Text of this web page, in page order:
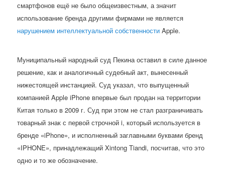
смартфонов ещё не было общеизвестным, а значит
использование бренда другими фирмами не является
нарушением интеллектуальной собственности Apple.
Муниципальный народный суд Пекина оставил в силе данное
решение, как и аналогичный судебный акт, вынесенный
нижестоящей инстанцией. Суд указал, что выпущенный
компанией Apple iPhone впервые был продан на территории
Китая только в 2009 г. Суд при этом не стал разграничивать
товарный знак с первой строчной i, который используется в
бренде «iPhone», и исполненный заглавными буквами бренд
«IPHONE», принадлежащий Xintong Tiandi, посчитав, что это
одно и то же обозначение.